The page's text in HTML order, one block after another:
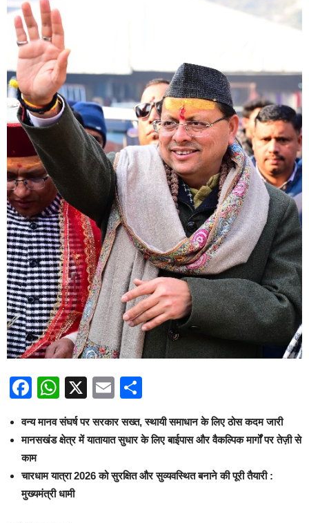
Facebook
WhatsApp
X Email
वन्य मानव संघर्ष पर सरकार सख्त, स्थायी समाधान के लिए ठोस कदम जारी
मानसखंड क्षेत्र में यातायात सुधार के लिए बाईपास और वैकल्पिक मार्गों पर तेज़ी से
काम
चारधाम यात्रा 2026 को सुरक्षित और सुव्यवस्थित बनाने की पूरी तैयारी :
मुख्यमंत्री धामी